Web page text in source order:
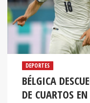
DEPORTES
BÉLGICA
DE CUARTOS